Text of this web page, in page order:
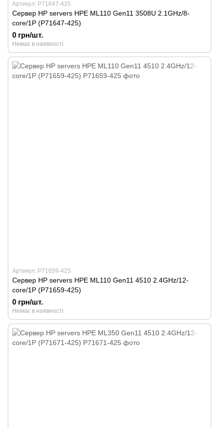
Артикул: P71647-425
Сервер HP servers HPE ML110 Gen11 3508U 2.1GHz/8-
core/1P (P71647-425)
0 грн/шт.
Немає в наявності
Артикул: P71659-425
Сервер HP servers HPE ML110 Gen11 4510 2.4GHz/12-
core/1P (P71659-425)
0 грн/шт.
Немає в наявності